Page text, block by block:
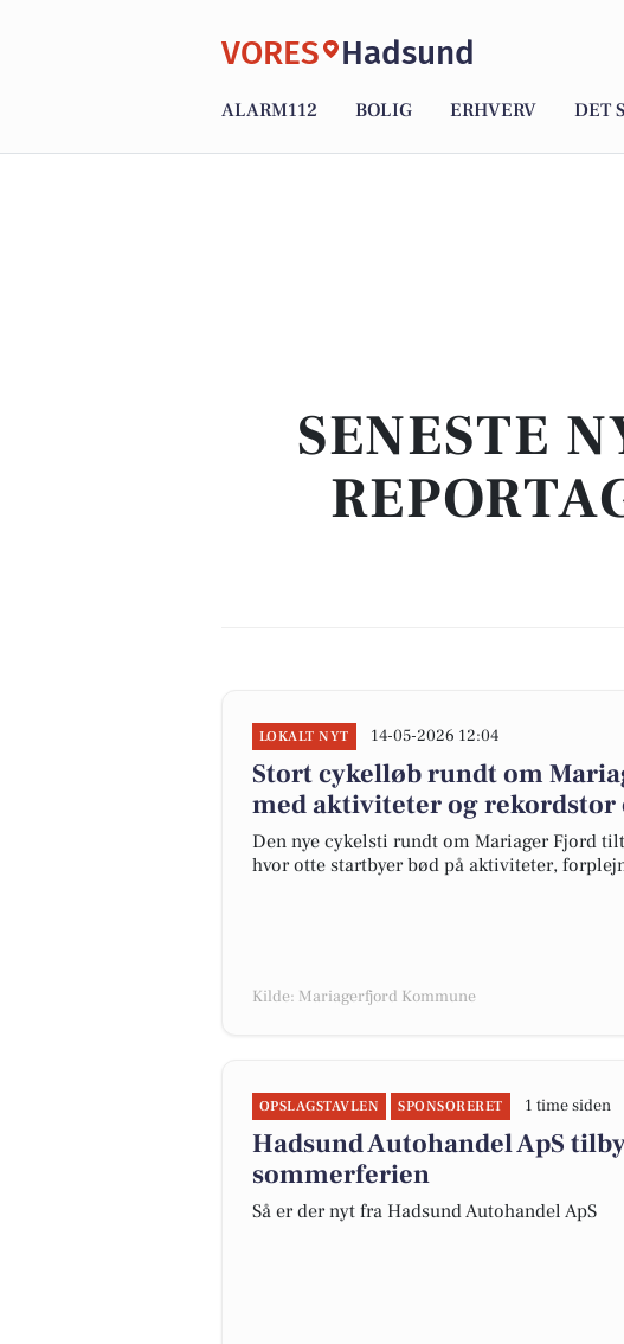
VORES Hadsund
ALARM112 BOLIG ERHVERV DET
SENESTE
LOKALT NYT 14-05-2026 12:04
Stort cykelløb rundt om
med aktiviteter og rekordstor
Den nye cykelsti rundt om Mariager Fjord
hvor otte startbyer bød på aktiviteter,
Kilde: Mariagerfjord Kommune
OPSLAGSTAVLEN SPONSORERET 1 time siden
Hadsund Autohandel ApS
sommerferien
Så er der nyt fra Hadsund Autohandel ApS